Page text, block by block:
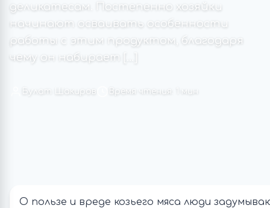
деликатесам. Постепенно хозяйки
начинают осваивать особенности
работы с этим продуктом, благодаря
чему он набирает […]
Булат Шакиров Время чтения: 1 мин
О пользе и вреде козьего мяса люди